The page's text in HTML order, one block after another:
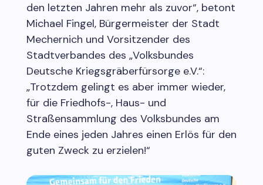
den letzten Jahren mehr als zuvor“, betont
Michael Fingel, Bürgermeister der Stadt
Mechernich und Vorsitzender des
Stadtverbandes des „Volksbundes
Deutsche Kriegsgräberfürsorge e.V.“:
„Trotzdem gelingt es aber immer wieder,
für die Friedhofs-, Haus- und
Straßensammlung des Volksbundes am
Ende eines jeden Jahres einen Erlös für den
guten Zweck zu erzielen!“